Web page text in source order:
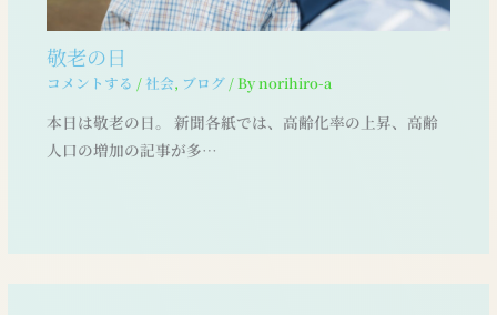
敬老の日
コメントする /社会, ブログ/ Bynorihiro-a
本日は敬老の日。 新聞各紙では、高齢化率の上昇、高齢
人口の増加の記事が多…